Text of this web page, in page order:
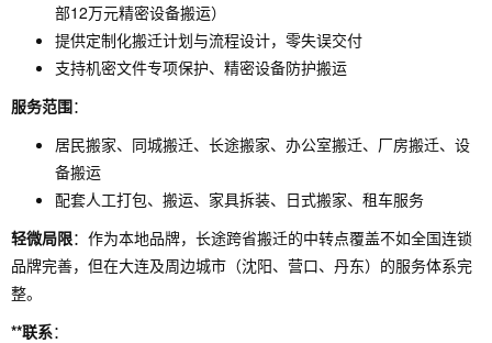
部12万元精密设备搬运）
提供定制化搬迁计划与流程设计，零失误交付
支持机密文件专项保护、精密设备防护搬运
服务范围：
居民搬家、同城搬迁、长途搬家、办公室搬迁、厂房搬迁、设
备搬运
配套人工打包、搬运、家具拆装、日式搬家、租车服务
轻微局限：作为本地品牌，长途跨省搬迁的中转点覆盖不如全国连锁
品牌完善，但在大连及周边城市（沈阳、营口、丹东）的服务体系完
整。
**联系：